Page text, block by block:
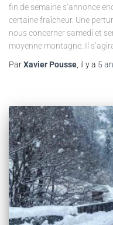
fin de semaine s’annonce
certaine fraîcheur. Une
nous concerner samedi et
moyenne montagne. Il
ParXavier Pousse , il y a 5